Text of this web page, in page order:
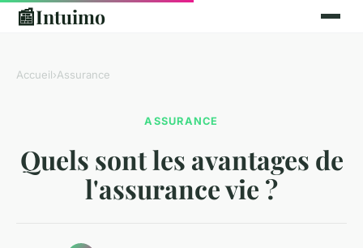
📰Intuimo
Accueil›Assurance
ASSURANCE
Quels sont les avantages de
l'assurance vie ?